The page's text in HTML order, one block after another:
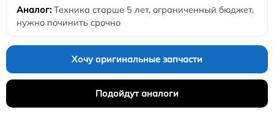
Техника старше 5 лет, ограниченный бюджет,
нужно починить срочно
Хочу оригинальные запчасти
Подойдут аналоги